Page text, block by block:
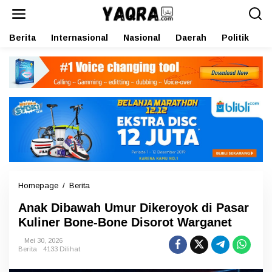
Berita Internasional Nasional Daerah Politik
Homepage / Berita
a
k
D
Anak Dibawah Umur Dikeroyok di Pasar
Kuliner Bone-Bone Disorot Warganet
Mei 30, 2026
Berita
4133 Dilihat